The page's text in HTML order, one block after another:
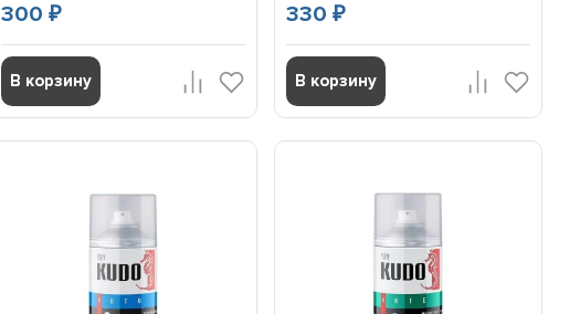
300 ₽
В корзину
330 ₽
В корзину